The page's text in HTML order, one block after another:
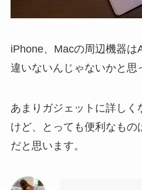
iPhone、Macの周辺機器は
違いないんじゃないかと思
あまりガジェットに詳しく
けど、とっても便利なもの
だと思います。